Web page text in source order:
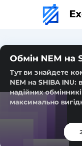
Обмін NEM на
Тут ви знайдете
NEM на SHIBA INU:
надійних
максимально